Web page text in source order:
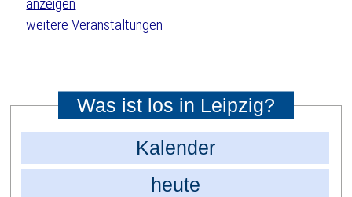
weitere Veranstaltungen
Was ist los in Leipzig?
Kalender
heute